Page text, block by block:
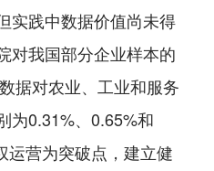
实践中数据价值尚未得
对我国部分企业样本的
据对农业、工业和服务
为0.31%、0.65%和
运营为突破点，建立健